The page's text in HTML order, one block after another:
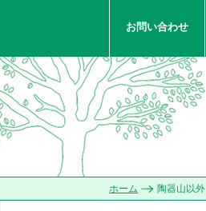
お問い合わせ
ホーム 陶器山以外